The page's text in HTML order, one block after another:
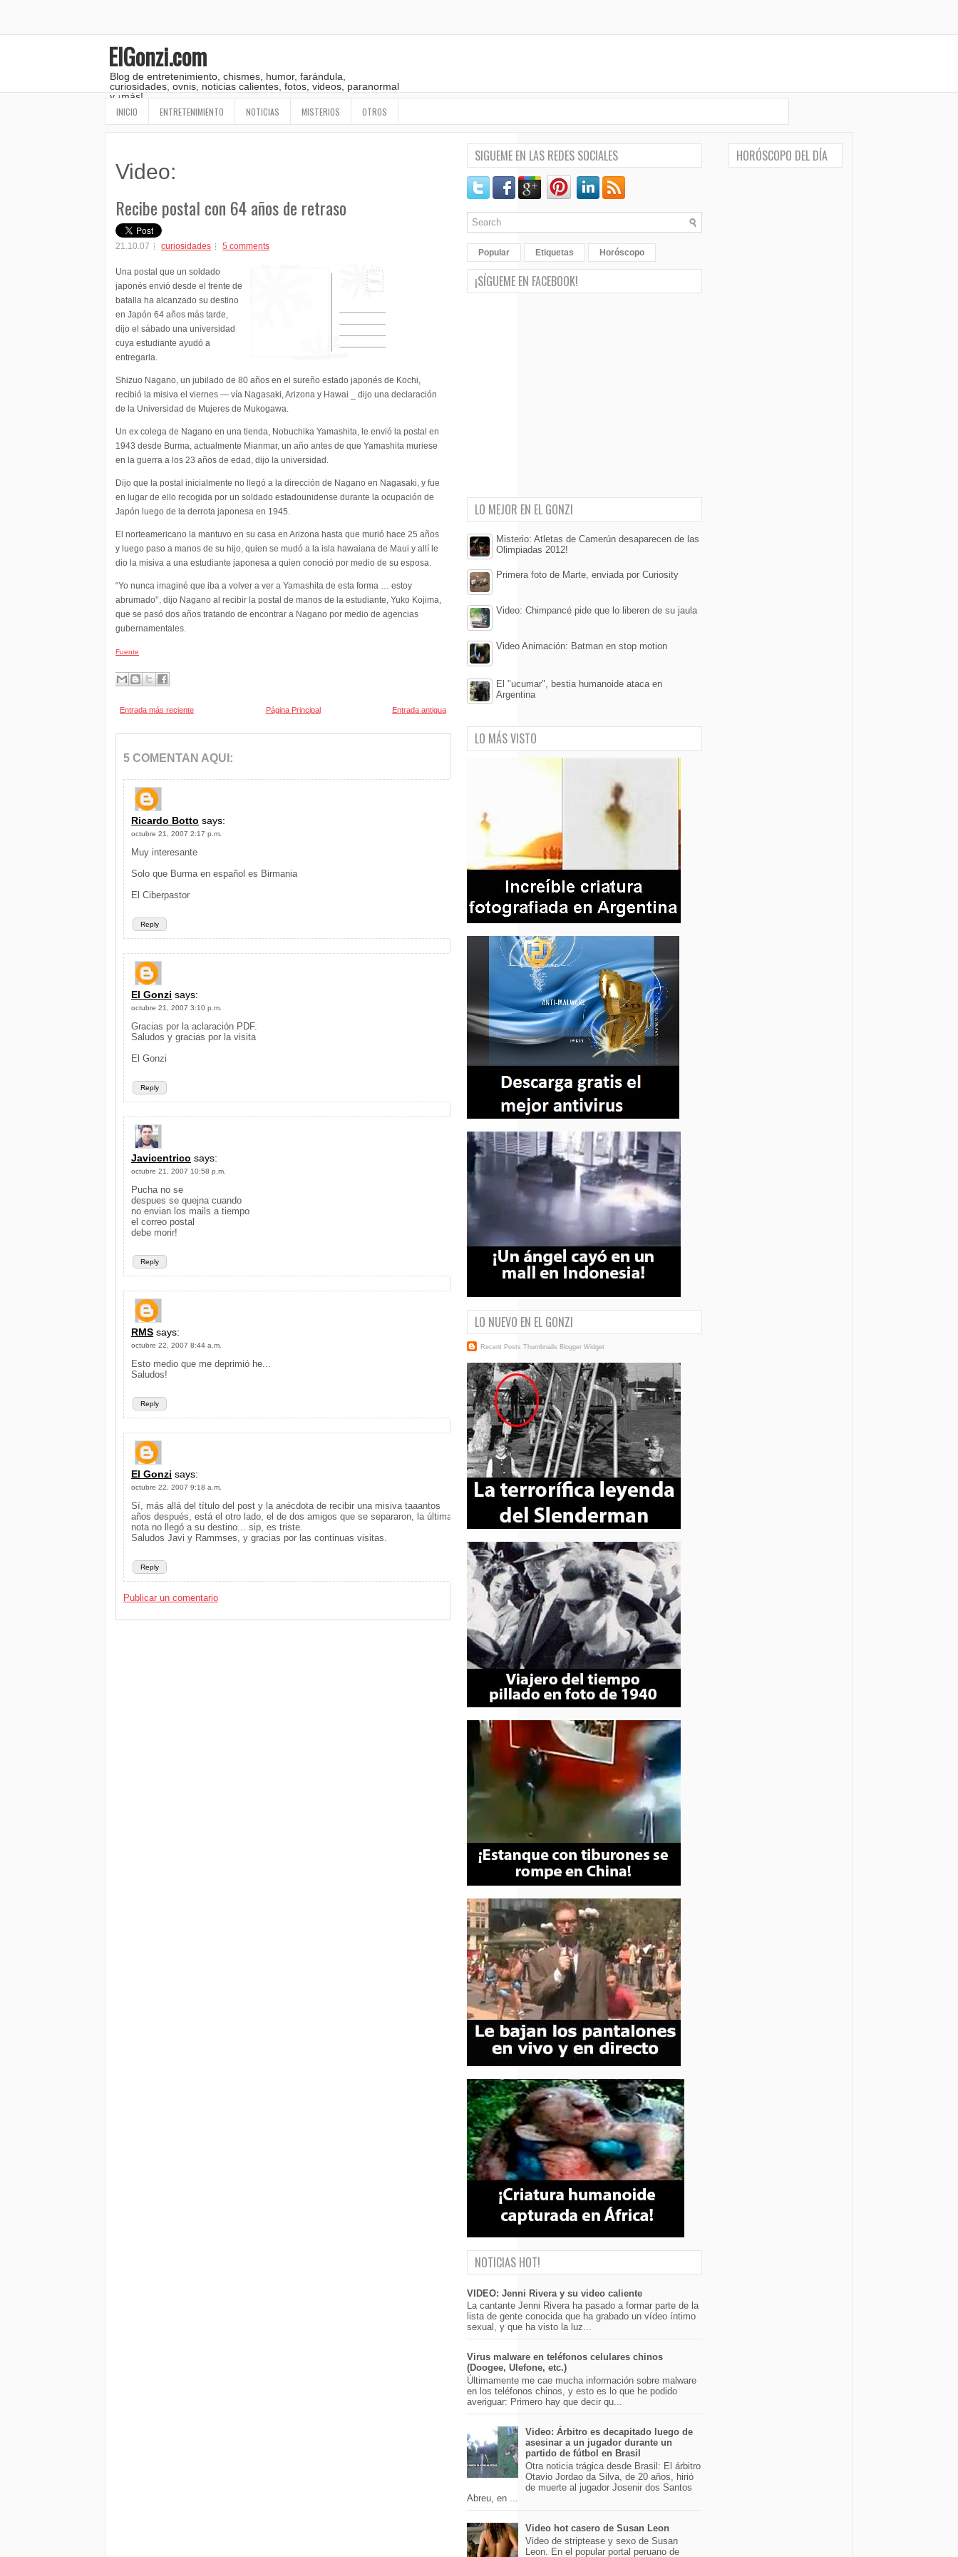
ElGonzi.com
Blog de entretenimiento, chismes, humor, farándula,
curiosidades, ovnis, noticias calientes, fotos, videos, paranormal
y ¡más!
INICIO ENTRETENIMIENTO NOTICIAS MISTERIOS OTROS
Video:
Recibe postal con 64 años de retraso
21.10.07 curiosidades 5 comments
Una postal que un soldado
japonés envió desde el frente de
batalla ha alcanzado su destino
en Japón 64 años más tarde,
dijo el sábado una universidad
cuya estudiante ayudó a
entregarla.
Shizuo Nagano, un jubilado de 80 años en el sureño estado japonés de Kochi,
recibió la misiva el viernes — vía Nagasaki, Arizona y Hawai _ dijo una declaración
de la Universidad de Mujeres de Mukogawa.
Un ex colega de Nagano en una tienda, Nobuchika Yamashita, le envió la postal en
1943 desde Burma, actualmente Mianmar, un año antes de que Yamashita muriese
en la guerra a los 23 años de edad, dijo la universidad.
Dijo que la postal inicialmente no llegó a la dirección de Nagano en Nagasaki, y fue
en lugar de ello recogida por un soldado estadounidense durante la ocupación de
Japón luego de la derrota japonesa en 1945.
El norteamericano la mantuvo en su casa en Arizona hasta que murió hace 25 años
y luego paso a manos de su hijo, quien se mudó a la isla hawaiana de Maui y allí le
dio la misiva a una estudiante japonesa a quien conoció por medio de su esposa.
“Yo nunca imaginé que iba a volver a ver a Yamashita de esta forma … estoy
abrumado'’, dijo Nagano al recibir la postal de manos de la estudiante, Yuko Kojima,
que se pasó dos años tratando de encontrar a Nagano por medio de agencias
gubernamentales.
Fuente
Entrada más reciente Entrada antigua
Página Principal
5 COMENTAN AQUI:
Ricardo Botto says:
octubre 21, 2007 2:17 p.m.
Reply
Muy interesante
Solo que Burma en español es Birmania
El Ciberpastor
El Gonzi says:
octubre 21, 2007 3:10 p.m.
Reply
Gracias por la aclaración PDF.
Saludos y gracias por la visita
El Gonzi
Javicentrico says:
octubre 21, 2007 10:58 p.m.
Reply
Pucha no se
despues se quejna cuando
no envian los mails a tiempo
el correo postal
debe morir!
RMS says:
octubre 22, 2007 8:44 a.m.
Reply
Esto medio que me deprimió he...
Saludos!
El Gonzi says:
octubre 22, 2007 9:18 a.m.
Reply
Sí, más allá del título del post y la anécdota de recibir una misiva taaantos
años después, está el otro lado, el de dos amigos que se separaron, la última
nota no llegó a su destino... sip, es triste.
Saludos Javi y Rammses, y gracias por las continuas visitas.
Publicar un comentario
SIGUEME EN LAS REDES SOCIALES
Popular Etiquetas Horóscopo
¡SÍGUEME EN FACEBOOK!
LO MEJOR EN EL GONZI
Misterio: Atletas de Camerún desaparecen de las
Olimpiadas 2012!
Primera foto de Marte, enviada por Curiosity
Video: Chimpancé pide que lo liberen de su jaula
Video Animación: Batman en stop motion
El "ucumar", bestia humanoide ataca en
Argentina
LO MÁS VISTO
LO NUEVO EN EL GONZI
Recent Posts Thumbnails Blogger Widget
NOTICIAS HOT!
VIDEO: Jenni Rivera y su video caliente
La cantante Jenni Rivera ha pasado a formar parte de la
lista de gente conocida que ha grabado un vídeo íntimo
sexual, y que ha visto la luz...
Virus malware en teléfonos celulares chinos
(Doogee, Ulefone, etc.)
Últimamente me cae mucha información sobre malware
en los teléfonos chinos, y esto es lo que he podido
averiguar: Primero hay que decir qu...
Video: Árbitro es decapitado luego de
asesinar a un jugador durante un
partido de fútbol en Brasil
Otra noticia trágica desde Brasil: El árbitro
Otavio Jordao da Silva, de 20 años, hirió
de muerte al jugador Josenir dos Santos
Abreu, en ...
Video hot casero de Susan Leon
Video de striptease y sexo de Susan
Leon. En el popular portal peruano de
HORÓSCOPO DEL DÍA